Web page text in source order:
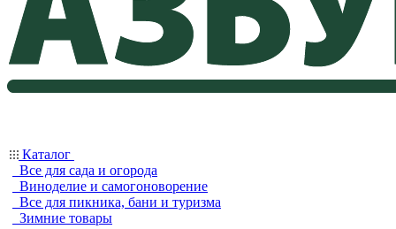
Каталог
Все для сада и огорода
Виноделие и самогоноворение
Все для пикника, бани и туризма
Зимние товары